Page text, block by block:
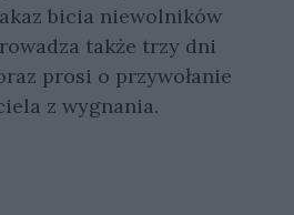
bicia niewolników
także trzy dni
prosi o przywołanie
z wygnania.